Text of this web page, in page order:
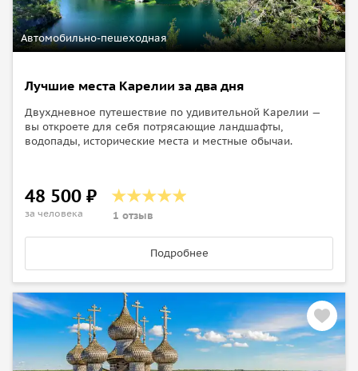
Автомобильно-пешеходная
Лучшие места Карелии за два дня
Двухдневное путешествие по удивительной Карелии —
вы откроете для себя потрясающие ландшафты,
водопады, исторические места и местные обычаи.
48 500 ₽
за человека 1 отзыв
Подробнее